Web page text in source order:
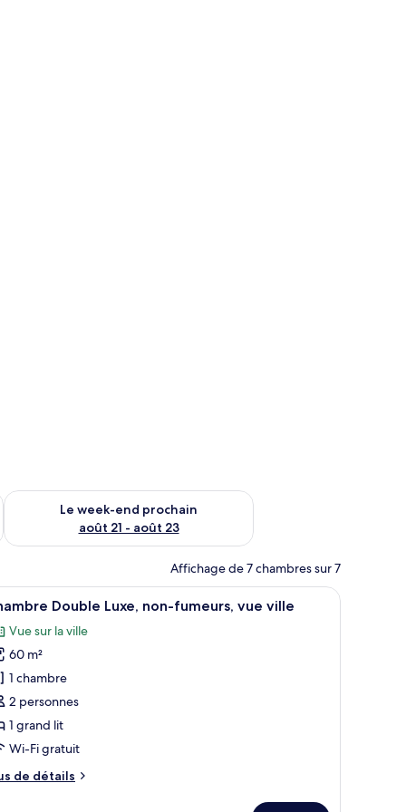
août 14 - août 16
Le week-end prochain
août 21 - août 23
Vérifier la disponibilité pour le week-end prochain août 21 -
Affichage de 7 chambres sur 7
un bureau et une vue sur une cour intérieure.
:
Une chambre d’hôtel moderne dotée d’un
9 Double Luxe, non-fumeurs, vue ville
Vue sur la ville
60 m²
1 chambre
2 personnes
1 grand lit
Wi-Fi gratuit
de détails